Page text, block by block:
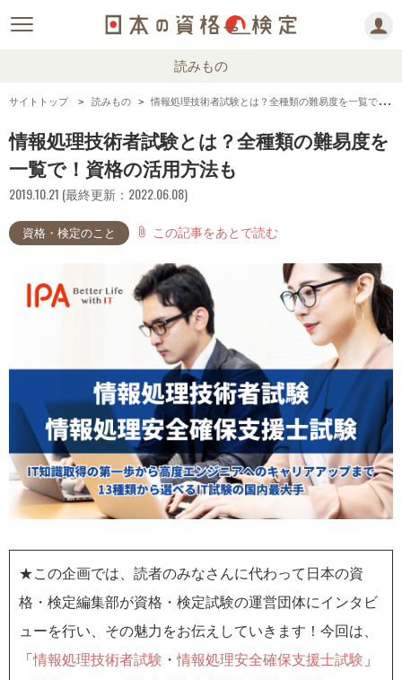
読みもの
サイトトップ 読みもの 情報処理技術者試験とは？全種類の難易度を一覧で！資格の活用方法も
情報処理技術者試験とは？全種類の難易度を
一覧で！資格の活用方法も
2019.10.21 (最終更新：2022.06.08)
資格・検定のこと attach_file この記事をあとで読む
★この企画では、読者のみなさんに代わって日本の資
格・検定編集部が資格・検定試験の運営団体にインタビ
ューを行い、その魅力をお伝えしていきます！今回は、
「情報処理技術者試験 ・情報処理安全確保支援士試験 」